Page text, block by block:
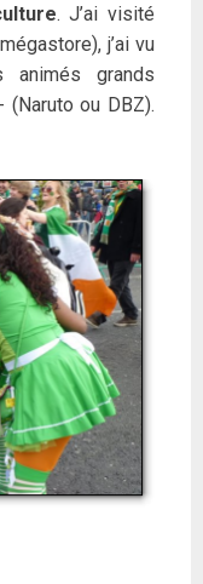
. J’ai visité
j’ai vu
animés grands
(Naruto ou DBZ).